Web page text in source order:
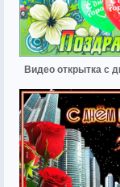
Видео открытка с